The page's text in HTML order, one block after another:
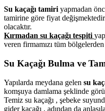
Su kaçağı tamiri yapmadan
tamirine göre fiyat
olacaktır.
Kırmadan su kaçağı tespiti
veren firmamızı tüm
Su Kaçağı Bulma ve
Yapılarda meydana gelen su
komşuya damlama şeklinde
Temiz su kaçağı , şebeke
gider kaçağı , adından da